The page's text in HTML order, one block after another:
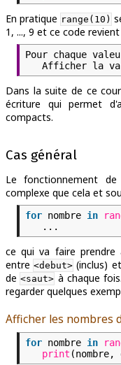
En pratique range(10)
1, ..., 9 et ce code
Pour chaque
Afficher la
Dans la suite de ce
écriture qui permet
compacts.
Cas général
Le fonctionnement de
complexe que cela et
for nombre in
...
ce qui va faire prendre
entre<debut> (inclus) et
de<saut> à chaque
regarder quelques
Afficher les nombres
for nombre in
print (nombre,